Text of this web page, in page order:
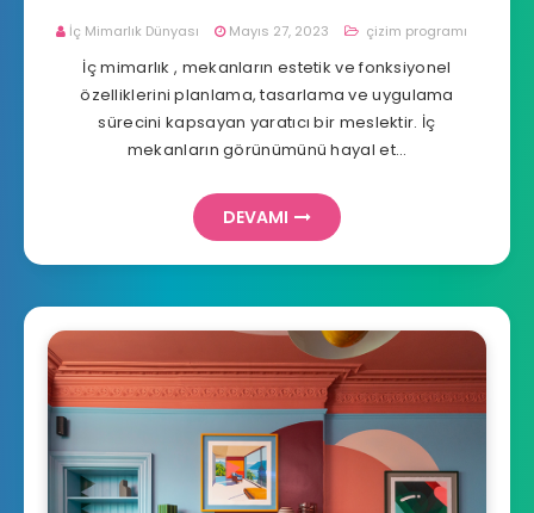
İç Mimarlık Dünyası Mayıs 27, 2023 çizim programı
İç mimarlık , mekanların estetik ve fonksiyonel
özelliklerini planlama, tasarlama ve uygulama
sürecini kapsayan yaratıcı bir meslektir. İç
mekanların görünümünü hayal et…
DEVAMI